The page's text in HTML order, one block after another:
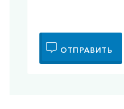
ОТПРАВИТЬ